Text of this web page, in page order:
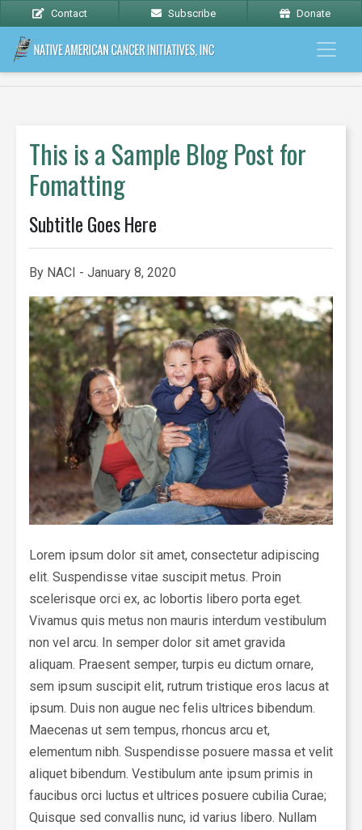
Contact Subscribe Donate
This is a Sample Blog Post for
Fomatting
Subtitle Goes Here
By NACI - January 8, 2020
Lorem ipsum dolor sit amet, consectetur adipiscing
elit. Suspendisse vitae suscipit metus. Proin
scelerisque orci ex, ac lobortis libero porta eget.
Vivamus quis metus non mauris interdum vestibulum
non vel arcu. In semper dolor sit amet gravida
aliquam. Praesent semper, turpis eu dictum ornare,
sem ipsum suscipit elit, rutrum tristique eros lacus at
ipsum. Duis non augue nec felis ultrices bibendum.
Maecenas ut sem tempus, rhoncus arcu et,
elementum nibh. Suspendisse posuere massa et velit
aliquet bibendum. Vestibulum ante ipsum primis in
faucibus orci luctus et ultrices posuere cubilia Curae;
Quisque sed convallis nunc, id varius libero. Nullam